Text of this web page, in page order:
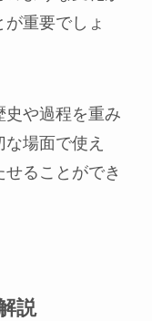
重要でしょ
史や過程を重み
場面で使え
ることができ
説